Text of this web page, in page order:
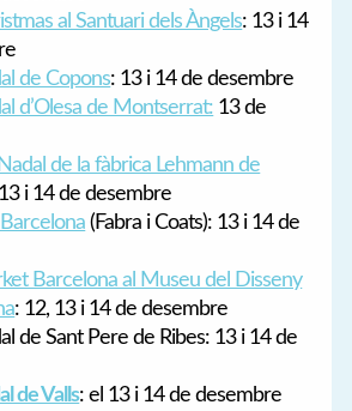
al Santuari dels Àngels: 13 i 14
de Copons: 13 i 14 de desembre
d’Olesa de Montserrat: 13 de
de la fàbrica Lehmann de
i 14 de desembre
(Fabra i Coats): 13 i 14 de
Barcelona al Museu del Disseny
: 12, 13 i 14 de desembre
de Sant Pere de Ribes: 13 i 14 de
de Valls: el 13 i 14 de desembre